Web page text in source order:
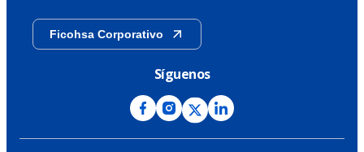
Ficohsa Corporativo
Síguenos